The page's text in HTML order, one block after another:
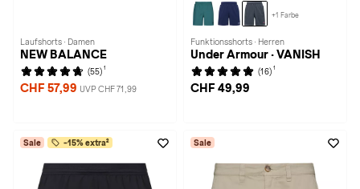
Laufshorts · Damen
NEW BALANCE
(55) 1
CHF 57,99 UVP CHF 71,99
+1 Farbe
Funktionsshorts · Herren
Under Armour · VANISH
(16) 1
CHF 49,99
Sale -15% extra² Sale